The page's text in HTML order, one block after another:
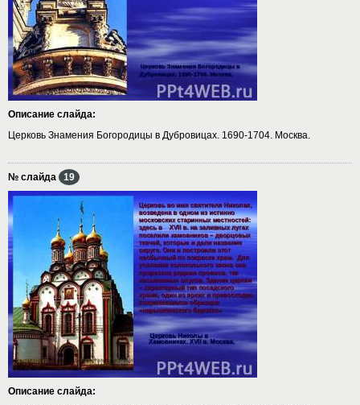
Описание слайда:
Церковь Знамения Богородицы в Дубровицах. 1690-1704. Москва.
№ слайда 19
Описание слайда: